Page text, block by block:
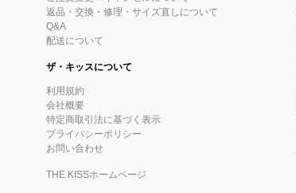
返品・交換・修理・サイズ直しについて
Q&A
配送について
ザ・キッスについて
利用規約
会社概要
特定商取引法に基づく表示
プライバシーポリシー
お問い合わせ
THE KISSホームページ